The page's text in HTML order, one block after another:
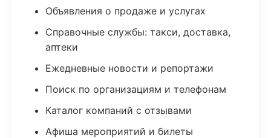
Объявления о продаже и услугах
Справочные службы: такси, доставка,
аптеки
Ежедневные новости и репортажи
Поиск по организациям и телефонам
Каталог компаний с отзывами
Афиша мероприятий и билеты